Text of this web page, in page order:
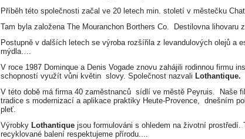
Příběh této společnosti začal ve 20 letech min. století v městečku
Tam byla založena The Mouranchon Borthers Co. Destilovna lihovaru
Postupně v dalších letech se výroba rozšířila z levandulových olejů a
mýdla….
V roce 1987 Dominque a Denis Vogade znovu zahájili rodinnou firmu
schopností využít vůni květin slovy. Společnost nazvali Lothantique.
V této době má firma 40 zaměstnanců sídlí ve městě Peyruis. Naše
tradice s modernizací a aplikace praktiky Heute-Provence, dnešním
pleť.
Výrobky Lothantique jsou formulováni s ohledem na životní prostředí.
recyklované balení respektujeme přírodu....